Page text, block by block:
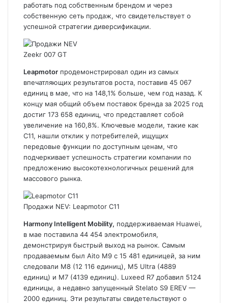
работать под собственным брендом и через
собственную сеть продаж, что свидетельствует о
успешной стратегии диверсификации.
Zeekr 007 GT
Leapmotor продемонстрировал один из самых
впечатляющих результатов роста, поставив 45 067
единиц в мае, что на 148,1% больше, чем год назад. К
концу мая общий объем поставок бренда за 2025 год
достиг 173 658 единиц, что представляет собой
увеличение на 160,8%. Ключевые модели, такие как
C11, нашли отклик у потребителей, ищущих
передовые функции по доступным ценам, что
подчеркивает успешность стратегии компании по
предложению высокотехнологичных решений для
массового рынка.
Продажи NEV: Leapmotor C11
Harmony Intelligent Mobility, поддерживаемая Huawei,
в мае поставила 44 454 электромобиля,
демонстрируя быстрый выход на рынок. Самым
продаваемым был Aito M9 с 15 481 единицей, за ним
следовали M8 (12 116 единиц), M5 Ultra (4889
единиц) и M7 (4139 единиц). Luxeed R7 добавил 5124
единицы, а недавно запущенный Stelato S9 EREV —
2000 единиц. Эти результаты свидетельствуют о